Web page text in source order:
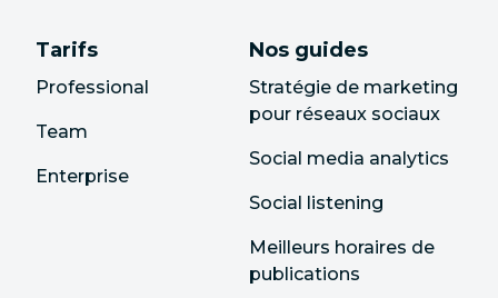
Tarifs
Professional
Team
Enterprise
Nos guides
Stratégie de marketing
pour réseaux sociaux
Social media analytics
Social listening
Meilleurs horaires de
publications